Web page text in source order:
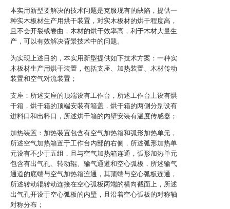
本实用新型要解决的技术问题是克服现有的缺陷，提供一
种实木板材生产用烘干装置，对实木板材的烘干程度高，
且不会开裂或卷曲，木材的烘干效率高，利于木材大量生
产，可以有效解决背景技术中的问题。
为实现上述目的，本实用新型提供如下技术方案：一种实
木板材生产用烘干装置，包括支座、加热装置、木材传动
装置和空气对流装置；
支座：所述支座的顶端设有工作台，所述工作台上设有烘
干箱，烘干箱的顶端安装有箱盖，烘干箱的两侧分别设有
进料口和出料口，所述烘干箱的内壁安装有温度传感器；
加热装置：加热装置包含有空气加热箱和弧形加热单元，
所述空气加热箱置于工作台内部的右侧，所述弧形加热单
元设有不少于五组，且与空气加热箱连通，弧形加热单元
包含有出气孔、转动辊、输气通道和空心弧板，所述输气
通道的底端与空气加热箱连通，其顶端与空心弧板连通，
所述转动辊转动连接在空心弧板两端的横向截面上，所述
出气孔开设于空心弧板的内壁，且沿着空心弧板的对称轴
对称分布；